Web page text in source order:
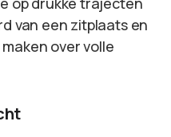
van een zitplaats en
over volle